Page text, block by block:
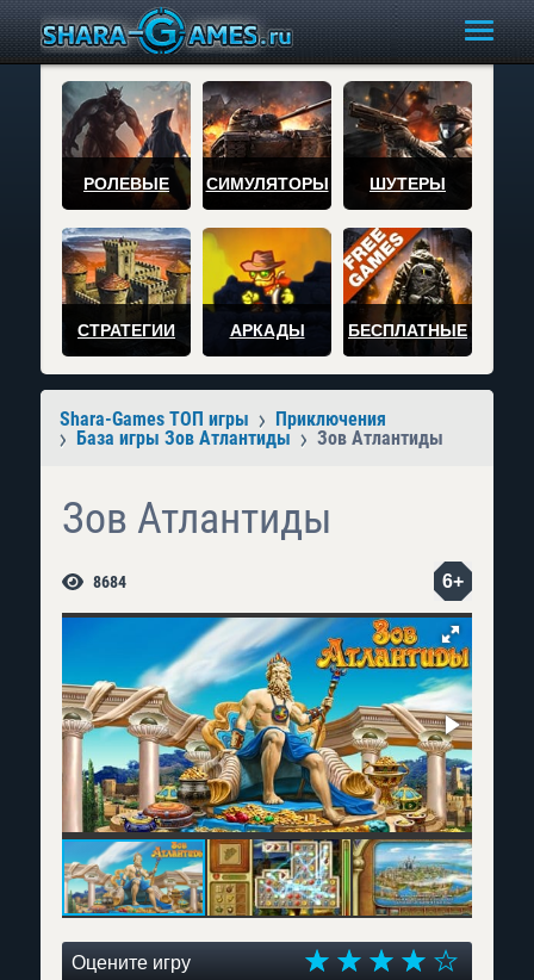
РОЛЕВЫЕ СИМУЛЯТОРЫ ШУТЕРЫ
СТРАТЕГИИ АРКАДЫ БЕСПЛАТНЫЕ
Shara-Games ТОП игры
Приключения
База игры Зов Атлантиды
Зов Атлантиды
Зов Атлантиды
8684 6+
Оцените игру